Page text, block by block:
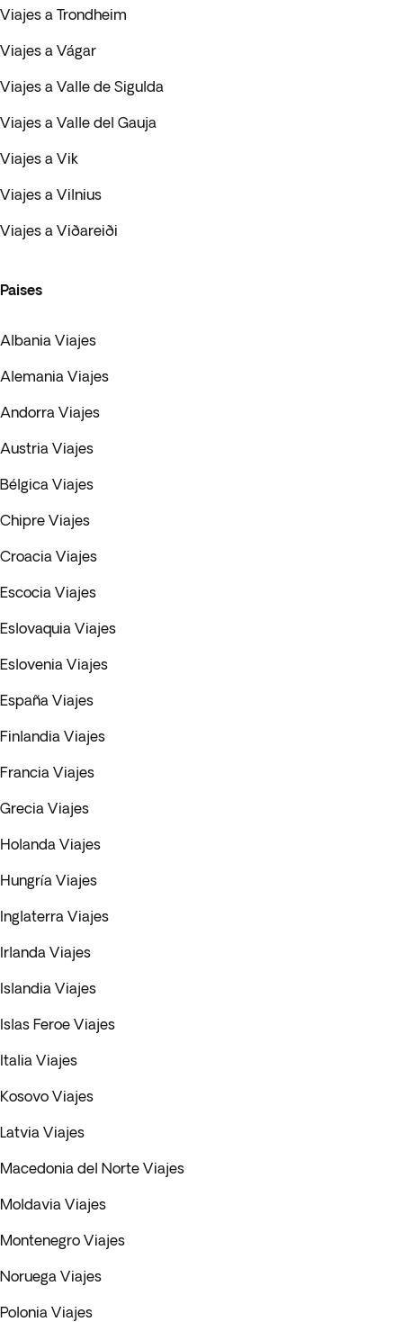
Viajes a Trondheim
Viajes a Vágar
Viajes a Valle de Sigulda
Viajes a Valle del Gauja
Viajes a Vik
Viajes a Vilnius
Viajes a Viðareiði
Paises
Albania Viajes
Alemania Viajes
Andorra Viajes
Austria Viajes
Bélgica Viajes
Chipre Viajes
Croacia Viajes
Escocia Viajes
Eslovaquia Viajes
Eslovenia Viajes
España Viajes
Finlandia Viajes
Francia Viajes
Grecia Viajes
Holanda Viajes
Hungría Viajes
Inglaterra Viajes
Irlanda Viajes
Islandia Viajes
Islas Feroe Viajes
Italia Viajes
Kosovo Viajes
Latvia Viajes
Macedonia del Norte Viajes
Moldavia Viajes
Montenegro Viajes
Noruega Viajes
Polonia Viajes